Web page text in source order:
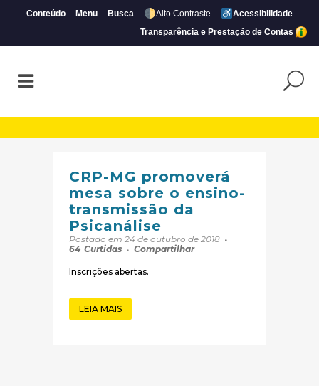
Conteúdo Menu Busca Alto Contraste
Acessibilidade
Transparência e Prestação de Contas
CRP-MG promoverá
mesa sobre o ensino-
transmissão da
Psicanálise
Postado em 24 de outubro de 2018
64 Curtidas Compartilhar
Inscrições abertas.
LEIA MAIS